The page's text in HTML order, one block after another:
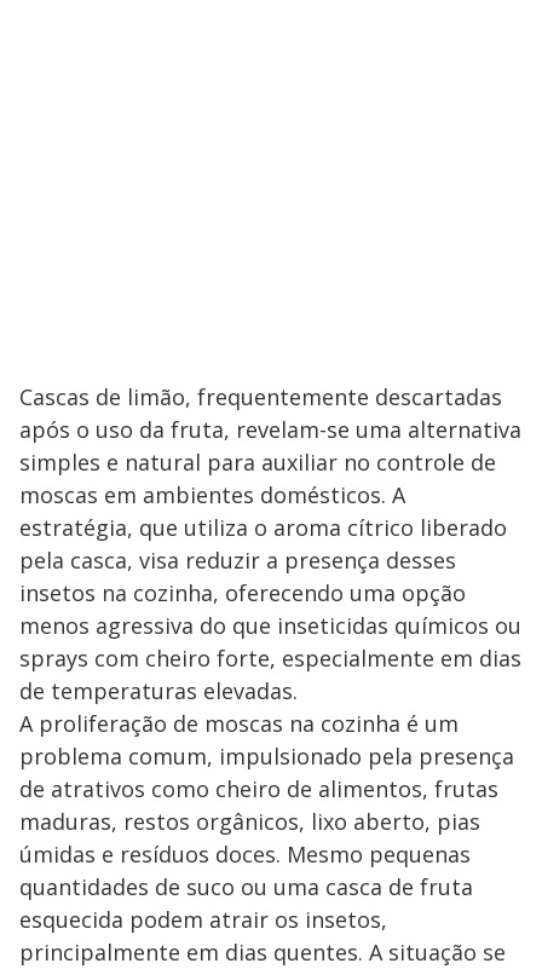
Cascas de limão, frequentemente descartadas
após o uso da fruta, revelam-se uma alternativa
simples e natural para auxiliar no controle de
moscas em ambientes domésticos. A
estratégia, que utiliza o aroma cítrico liberado
pela casca, visa reduzir a presença desses
insetos na cozinha, oferecendo uma opção
menos agressiva do que inseticidas químicos ou
sprays com cheiro forte, especialmente em dias
de temperaturas elevadas.
A proliferação de moscas na cozinha é um
problema comum, impulsionado pela presença
de atrativos como cheiro de alimentos, frutas
maduras, restos orgânicos, lixo aberto, pias
úmidas e resíduos doces. Mesmo pequenas
quantidades de suco ou uma casca de fruta
esquecida podem atrair os insetos,
principalmente em dias quentes. A situação se